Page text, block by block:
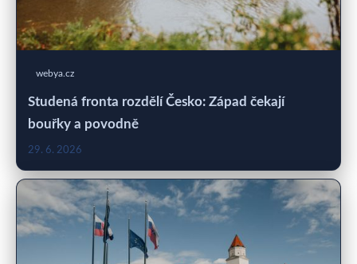
webya.cz
Studená fronta rozdělí Česko: Západ čekají
bouřky a povodně
29. 6. 2026